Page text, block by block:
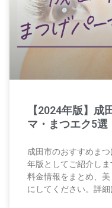
【2024年版】成
マ・まつエク5選
成田市のおすすめま
年版としてご紹介しま
料金情報をまとめ、
にしてください。詳